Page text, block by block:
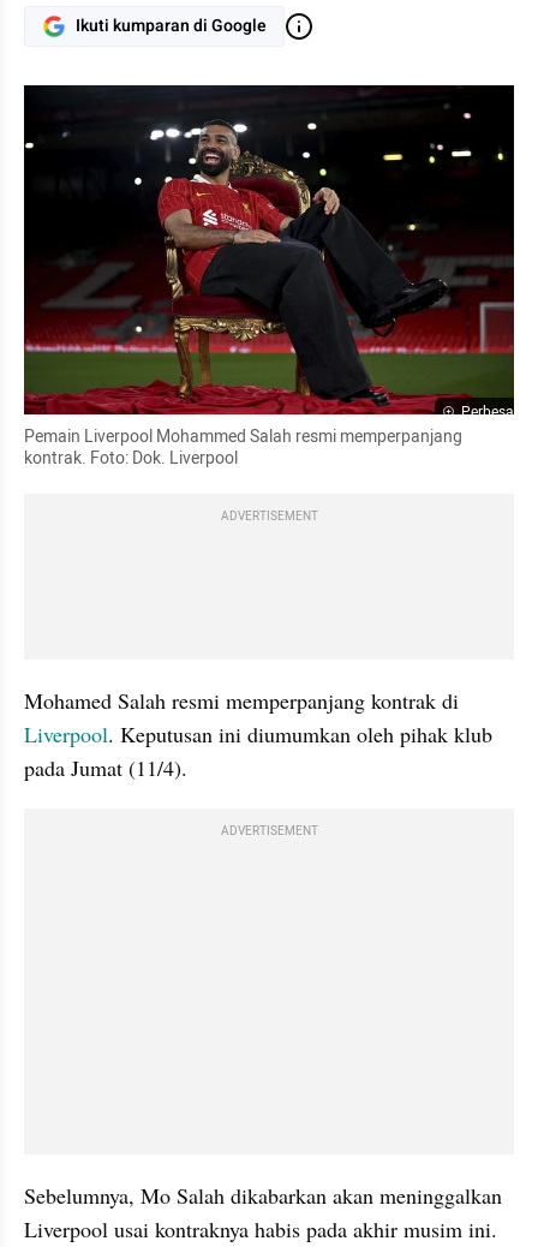
Ikuti kumparan di Google
Perbesar
Pemain Liverpool Mohammed Salah resmi memperpanjang
kontrak. Foto: Dok. Liverpool
ADVERTISEMENT
Liverpool. Keputusan ini diumumkan oleh pihak klub
pada Jumat (11/4).
ADVERTISEMENT
Sebelumnya, Mo Salah dikabarkan akan meninggalkan
Liverpool usai kontraknya habis pada akhir musim ini.